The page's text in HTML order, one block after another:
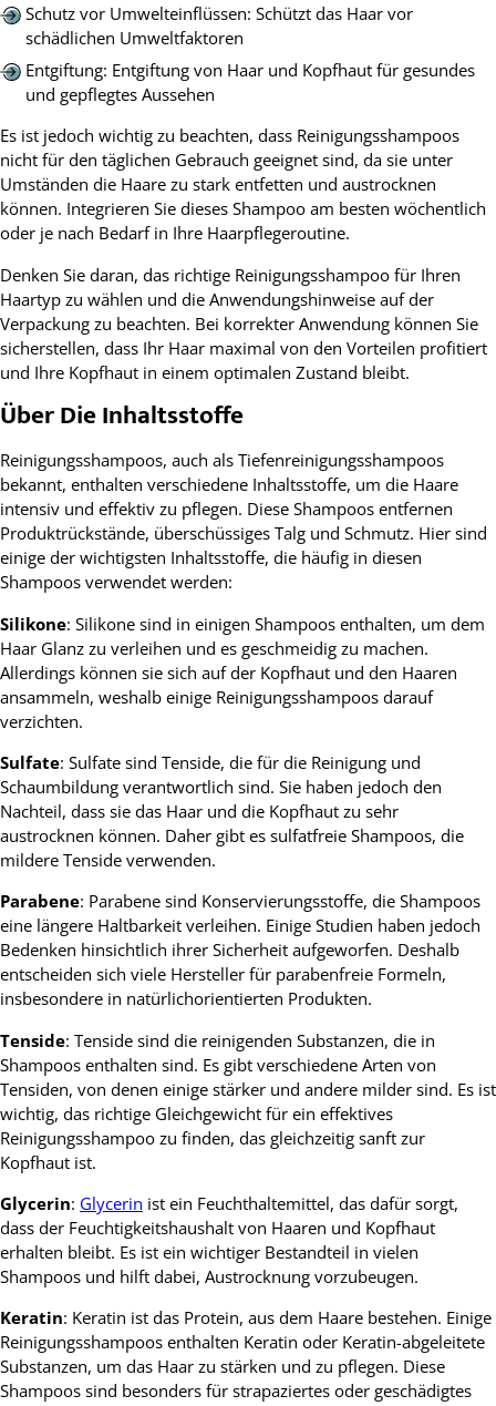
Schutz vor Umwelteinflüssen: Schützt das Haar vor
schädlichen Umweltfaktoren
Entgiftung: Entgiftung von Haar und Kopfhaut für gesundes
und gepflegtes Aussehen
Es ist jedoch wichtig zu beachten, dass Reinigungsshampoos
nicht für den täglichen Gebrauch geeignet sind, da sie unter
Umständen die Haare zu stark entfetten und austrocknen
können. Integrieren Sie dieses Shampoo am besten wöchentlich
oder je nach Bedarf in Ihre Haarpflegeroutine.
Denken Sie daran, das richtige Reinigungsshampoo für Ihren
Haartyp zu wählen und die Anwendungshinweise auf der
Verpackung zu beachten. Bei korrekter Anwendung können Sie
sicherstellen, dass Ihr Haar maximal von den Vorteilen profitiert
und Ihre Kopfhaut in einem optimalen Zustand bleibt.
Über Die Inhaltsstoffe
Reinigungsshampoos, auch als Tiefenreinigungsshampoos
bekannt, enthalten verschiedene Inhaltsstoffe, um die Haare
intensiv und effektiv zu pflegen. Diese Shampoos entfernen
Produktrückstände, überschüssiges Talg und Schmutz. Hier sind
einige der wichtigsten Inhaltsstoffe, die häufig in diesen
Shampoos verwendet werden:
Silikone: Silikone sind in einigen Shampoos enthalten, um dem
Haar Glanz zu verleihen und es geschmeidig zu machen.
Allerdings können sie sich auf der Kopfhaut und den Haaren
ansammeln, weshalb einige Reinigungsshampoos darauf
verzichten.
Sulfate: Sulfate sind Tenside, die für die Reinigung und
Schaumbildung verantwortlich sind. Sie haben jedoch den
Nachteil, dass sie das Haar und die Kopfhaut zu sehr
austrocknen können. Daher gibt es sulfatfreie Shampoos, die
mildere Tenside verwenden.
Parabene: Parabene sind Konservierungsstoffe, die Shampoos
eine längere Haltbarkeit verleihen. Einige Studien haben jedoch
Bedenken hinsichtlich ihrer Sicherheit aufgeworfen. Deshalb
entscheiden sich viele Hersteller für parabenfreie Formeln,
insbesondere in natürlichorientierten Produkten.
Tenside: Tenside sind die reinigenden Substanzen, die in
Shampoos enthalten sind. Es gibt verschiedene Arten von
Tensiden, von denen einige stärker und andere milder sind. Es ist
wichtig, das richtige Gleichgewicht für ein effektives
Reinigungsshampoo zu finden, das gleichzeitig sanft zur
Kopfhaut ist.
Glycerin: Glycerin ist ein Feuchthaltemittel, das dafür sorgt,
dass der Feuchtigkeitshaushalt von Haaren und Kopfhaut
erhalten bleibt. Es ist ein wichtiger Bestandteil in vielen
Shampoos und hilft dabei, Austrocknung vorzubeugen.
Keratin: Keratin ist das Protein, aus dem Haare bestehen. Einige
Reinigungsshampoos enthalten Keratin oder Keratin-abgeleitete
Substanzen, um das Haar zu stärken und zu pflegen. Diese
Shampoos sind besonders für strapaziertes oder geschädigtes